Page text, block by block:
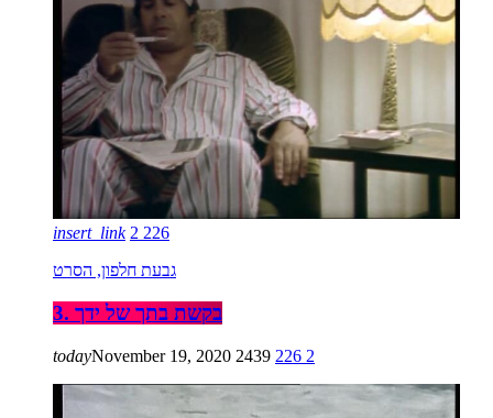
insert_link 2 226
גבעת חלפון, הסרט
3. בקשת בתך של ידך
todayNovember 19, 2020 2439 226 2